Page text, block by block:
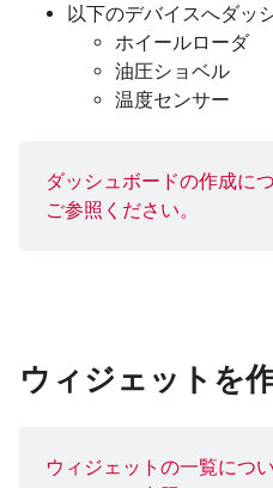
以下のデバイスへダッ
ホイールローダ
油圧ショベル
温度センサー
ダッシュボードの作成に
ご参照ください。
ウィジェットを
ウィジェットの一覧につ